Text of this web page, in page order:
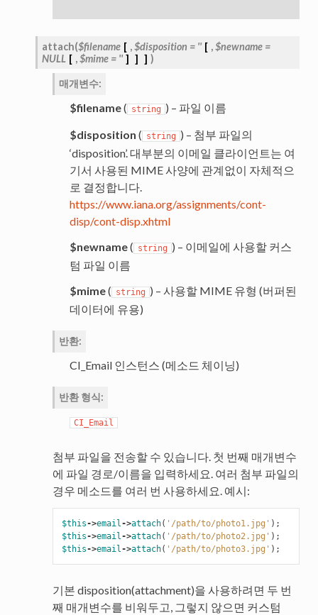
attach($filename [ ,$disposition = '' [ ,$newname =
NULL [ ,$mime = '' ] ] ] )
매개변수:
$filename( string ) – 파일 이름
$disposition ( string ) – 첨부 파일의
‘disposition’. 대부분의 이메일 클라이언트는 여
기서 사용된 MIME 사양에 관계없이 자체적으
로 결정합니다.
https://www.iana.org/assignments/cont-
disp/cont-disp.xhtml
$newname( string ) – 이메일에 사용할 커스
텀 파일 이름
$mime( string ) – 사용할 MIME 유형 (버퍼된
데이터에 유용)
반환:
CI_Email 인스턴스 (메소드 체이닝)
반환 형식:
CI_Email
첨부 파일을 전송할 수 있습니다. 첫 번째 매개변수
에 파일 경로/이름을 입력하세요. 여러 첨부 파일의
경우 메소드를 여러 번 사용하세요. 예시:
$this->email->attach( '/path/to/photo1.jpg' );
$this->email->attach( '/path/to/photo2.jpg' );
$this->email->attach( '/path/to/photo3.jpg' );
기본 disposition(attachment)을 사용하려면 두 번
째 매개변수를 비워두고, 그렇지 않으면 커스텀